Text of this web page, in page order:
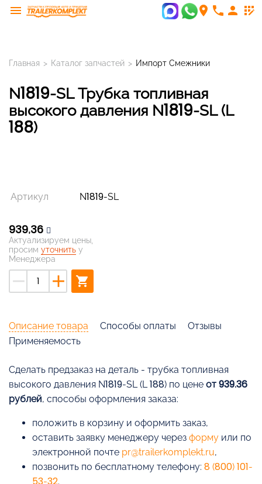
menu room phone person app_registration
Главная > Каталог запчастей > Импорт Смежники
N1819-SL Трубка топливная
высокого давления N1819-SL (L
188)
Артикул N1819-SL
939,36
Актуализируем цены,
просим уточнить у
Менеджера
remove add shopping_cart
Описание товара Способы оплаты
Отзывы
Применяемость
Cделать предзаказ на деталь - трубка топливная
высокого давления N1819-SL (L 188) по цене от 939.36
рублей, способы оформления заказа:
положить в корзину и оформить заказ,
оставить заявку менеджеру через форму или по
электронной почте pr@trailerkomplekt.ru,
позвонить по бесплатному телефону: 8 (800) 101-
53-32.